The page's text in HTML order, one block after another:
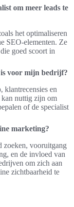
om meer leads te
het optimaliseren
SEO-elementen. Ze
goed scoort in
is voor mijn bedrijf?
en
kan nuttig zijn om
of de specialist
marketing?
zoeken, vooruitgang
en de invloed van
om zich aan
zichtbaarheid te